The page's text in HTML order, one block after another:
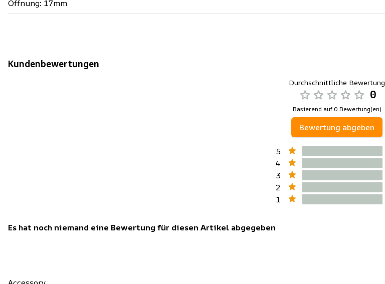
Öffnung: 17mm
Kundenbewertungen
Durchschnittliche Bewertung
0
Basierend auf 0 Bewertung(en)
Bewertung abgeben
5
4
3
2
1
Es hat noch niemand eine Bewertung für diesen Artikel abgegeben